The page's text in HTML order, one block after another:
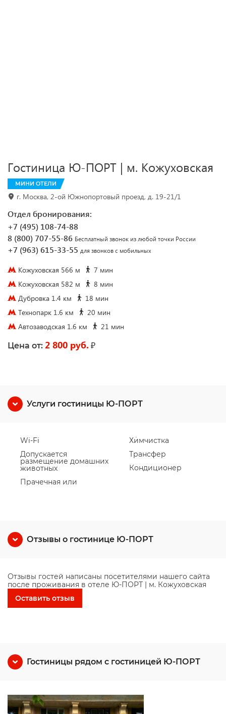
Гостиница Ю-ПОРТ | м. Кожуховская
МИНИ ОТЕЛИ
г. Москва, 2-ой Южнопортовый проезд, д. 19-21/1
Отдел бронирования:
+7 (495) 108-74-88
8 (800) 707-55-86 Бесплатный звонок из любой точки России
+7 (963) 615-33-55 для звонков с мобильных
Кожуховская 566 м
7 мин
Кожуховская 582 м
8 мин
Дубровка 1.4 км
18 мин
Технопарк 1.6 км
20 мин
Автозаводская 1.6 км
21 мин
Цена от: 2 800 руб. ₽
Услуги гостиницы Ю-ПОРТ
Wi-Fi
Допускается
размещение домашних
животных
Прачечная или
Химчистка
Трансфер
Кондиционер
Отзывы о гостинице Ю-ПОРТ
Отзывы гостей написаны посетителями нашего сайта
после проживания в отеле Ю-ПОРТ | м. Кожуховская
Оставить отзыв
Гостиницы рядом с гостиницей Ю-ПОРТ